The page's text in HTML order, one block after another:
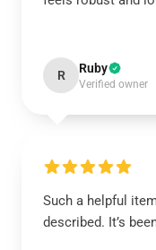
R Ruby
Verified owner
Such a helpful
described. It’s